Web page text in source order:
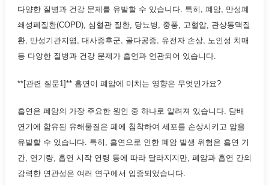
다양한 질병과 건강 문제를 유발할 수 있습니다. 특히, 폐암, 만성폐
쇄성폐질환(COPD), 심혈관 질환, 당뇨병, 중풍, 고혈압, 관상동맥질
환, 만성기관지염, 대사증후군, 골다공증, 유전자 손상, 노인성 치매
등 다양한 질병과 건강 문제가 흡연과 연관되어 있습니다.
**[관련 질문1]** 흡연이 폐암에 미치는 영향은 무엇인가요?
흡연은 폐암의 가장 주요한 원인 중 하나로 알려져 있습니다. 담배
연기에 함유된 유해물질은 폐에 침착하여 세포를 손상시키고 암을
유발할 수 있습니다. 특히, 흡연으로 인한 폐암 발생 위험은 흡연 기
간, 연기량, 흡연 시작 연령 등에 따라 달라지지만, 폐암과 흡연 간의
강력한 연관성은 여러 연구에서 입증되었습니다.